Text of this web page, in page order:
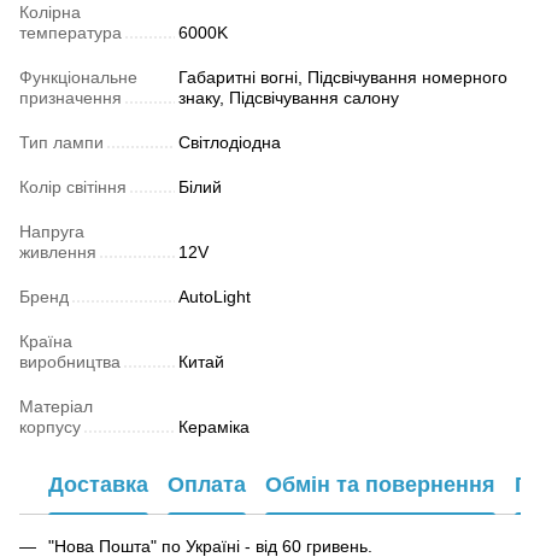
Колірна
температура
6000K
Функціональне
призначення
Габаритні вогні, Підсвічування номерного
знаку, Підсвічування салону
Тип лампи Світлодіодна
Колір світіння Білий
Напруга
живлення
12V
Бренд AutoLight
Країна
виробництва
Китай
Матеріал
корпусу
Кераміка
Доставка Оплата Обмін та повернення
"Нова Пошта" по Україні - від 60 гривень.